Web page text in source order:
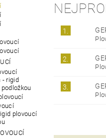
- rigid
plovoucí
1.
2.
3.